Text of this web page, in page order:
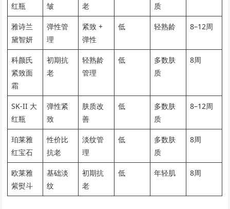
红瓶
皱
老
质
雅诗兰
黛智妍
弹性管
理
紧致 +
弹性
低 轻熟龄 8–12周
科颜氏
紧致面
霜
初期抗
老
轻熟龄
管理
低
多数肤
质
8周
SK-II 大
红瓶
弹性紧
致
肤质改
善
低
多数肤
质
8–12周
珀莱雅
红宝石
性价比
抗老
淡纹管
理
低
多数肤
质
8周
欧莱雅
紫熨斗
基础淡
纹
初期抗
老
低 年轻肌 8周